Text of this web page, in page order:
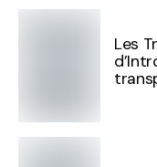
Les